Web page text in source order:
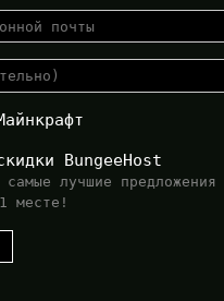
BungeeHost
самые лучшие предложения
месте!